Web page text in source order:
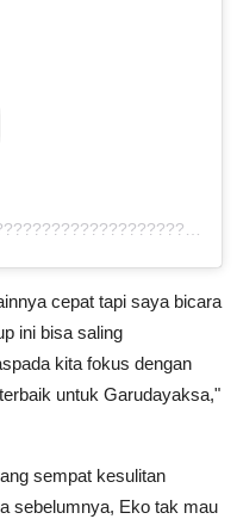
cepat tapi saya bicara
ini bisa saling
kita fokus dengan
untuk Garudayaksa,"
sempat kesulitan
sebelumnya, Eko tak mau